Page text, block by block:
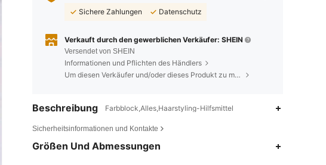
Sichere Zahlungen
Datenschutz
Verkauft durch den gewerblichen Verkäufer: SHEIN
Versendet von SHEIN
Informationen und Pflichten des Händlers
Um diesen Verkäufer und/oder dieses Produkt zu melden
Beschreibung Farbblock,Alles,Haarstyling-Hilfsmittel
Sicherheitsinformationen und Kontakte
Größen Und Abmessungen
4,87